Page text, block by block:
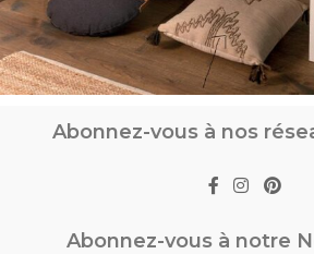
Abonnez-vous à nos
Abonnez-vous à notre